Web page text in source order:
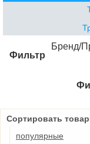
Бренд/
Фильтр
Сортировать
популярные